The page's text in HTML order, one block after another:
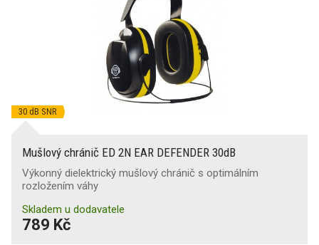
30 dB SNR
Mušlový chránič ED 2N EAR DEFENDER 30dB
Výkonný dielektrický mušlový chránič s optimálním
rozložením váhy
Skladem u dodavatele
789 Kč